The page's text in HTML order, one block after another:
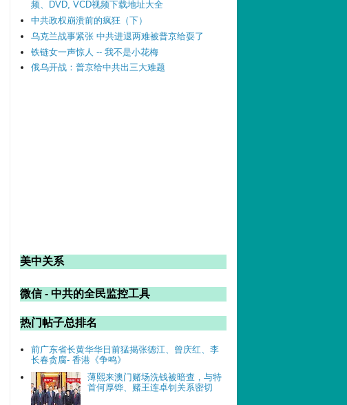
频、DVD, VCD视频下载地址大全
中共政权崩溃前的疯狂（下）
乌克兰战事紧张 中共进退两难被普京给耍了
铁链女一声惊人 -- 我不是小花梅
俄乌开战：普京给中共出三大难题
美中关系
微信 - 中共的全民监控工具
热门帖子总排名
前广东省长黄华华日前猛揭张德江、曾庆红、李
长春贪腐- 香港《争鸣》
薄熙来澳门赌场洗钱被暗查，与特
首何厚铧、赌王连卓钊关系密切